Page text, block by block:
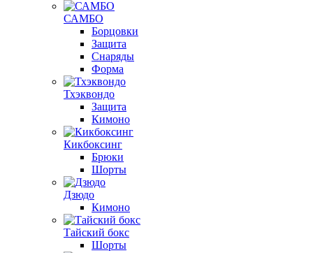
САМБО
Борцовки
Защита
Снаряды
Форма
Тхэквондо
Защита
Кимоно
Кикбоксинг
Брюки
Шорты
Дзюдо
Кимоно
Тайский бокс
Шорты